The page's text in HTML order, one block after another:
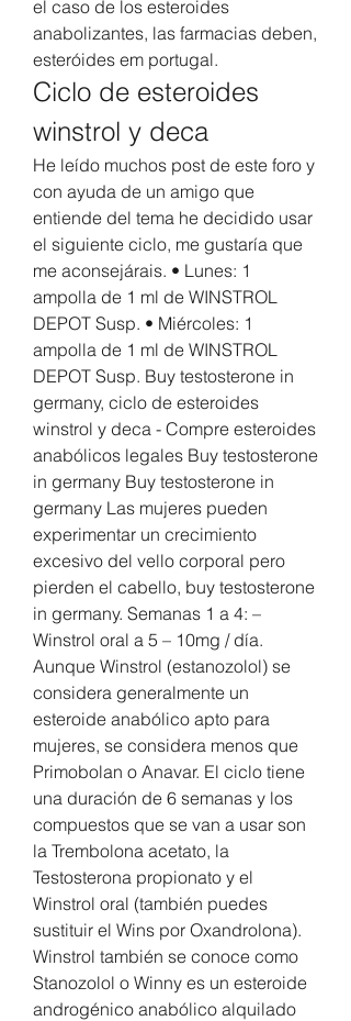
el caso de los esteroides
anabolizantes, las farmacias deben,
esteróides em portugal.
Ciclo de esteroides
winstrol y deca
He leído muchos post de este foro y
con ayuda de un amigo que
entiende del tema he decidido usar
el siguiente ciclo, me gustaría que
me aconsejárais. • Lunes: 1
ampolla de 1 ml de WINSTROL
DEPOT Susp. • Miércoles: 1
ampolla de 1 ml de WINSTROL
DEPOT Susp. Buy testosterone in
germany, ciclo de esteroides
winstrol y deca - Compre esteroides
anabólicos legales Buy testosterone
in germany Buy testosterone in
germany Las mujeres pueden
experimentar un crecimiento
excesivo del vello corporal pero
pierden el cabello, buy testosterone
in germany. Semanas 1 a 4: –
Winstrol oral a 5 – 10mg / día.
Aunque Winstrol (estanozolol) se
considera generalmente un
esteroide anabólico apto para
mujeres, se considera menos que
Primobolan o Anavar. El ciclo tiene
una duración de 6 semanas y los
compuestos que se van a usar son
la Trembolona acetato, la
Testosterona propionato y el
Winstrol oral (también puedes
sustituir el Wins por Oxandrolona).
Winstrol también se conoce como
Stanozolol o Winny es un esteroide
androgénico anabólico alquilado